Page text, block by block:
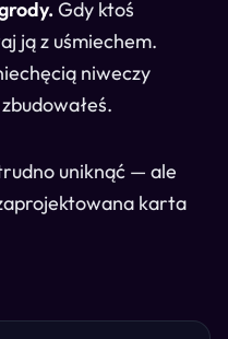
Gdy ktoś
ją z uśmiechem.
niweczy
uniknąć — ale
karta